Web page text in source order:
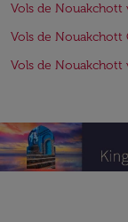
Vols de Nouakchott
Vols de Nouakchott
Vols de Nouakchott